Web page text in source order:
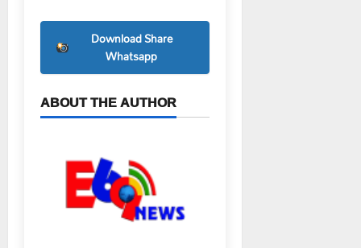
Download Share
Whatsapp
ABOUT THE AUTHOR